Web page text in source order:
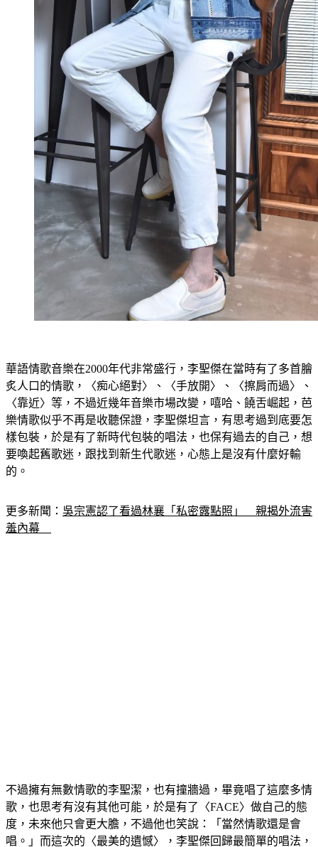
華語情歌音樂在2000年代非常盛行，李聖傑在當時有了多首膾
炙人口的情歌，〈痴心絕對〉、〈手放開〉、〈擦肩而過〉、
〈靠近〉等，不過近幾年音樂市場改變，嘻哈、饒舌崛起，芭
樂情歌似乎不再是收聽保證，李聖傑坦言，有思考過到底要怎
樣包裝，於是有了新時代包裝的唱法，也保有過去的自己，想
要喚起舊歌迷，跟找到新生代歌迷，心態上是沒有什麼好輸
更多新聞：
不過擁有無數情歌的李聖潔，也有撞牆過，畢竟唱了這麼多情
歌，也思考有沒有其他可能，於是有了〈FACE〉做自己的態
度，未來他只會更大膽，不過他也笑說：「當然情歌還是會